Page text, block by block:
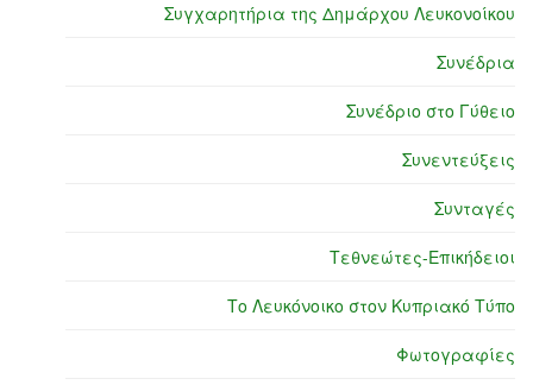
Συγχαρητήρια της Δημάρχου Λευκονοίκου
Συνέδρια
Συνέδριο στο Γύθειο
Συνεντεύξεις
Συνταγές
Τεθνεώτες-Επικήδειοι
Το Λευκόνοικο στον Κυπριακό Τύπο
Φωτογραφίες